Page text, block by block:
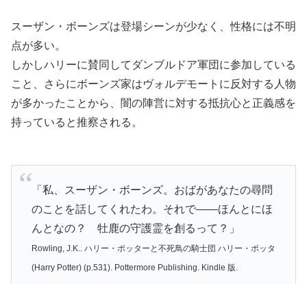
スーザン・ボーンズは登場シーンが少なく、性格には不明
点が多い。
しかしハリーに賛同してダンブルドア軍団に参加している
こと、さらにボーンズ家はヴォルデモートに反対する人物
が多かったことから、闇の陣営に対する抵抗心と正義感を
持っていると推察される。
「私、スーザン・ボーンズ。おばがあなたの尋問
のことを話してくれたわ。それで――ほんとにほ
んとなの？ 牡鹿の守護霊を創るって？」
Rowling, J.K.. ハリー・ポッターと不死鳥の騎士団 ハリー・ポッタ
(Harry Potter) (p.531). Pottermore Publishing. Kindle 版.